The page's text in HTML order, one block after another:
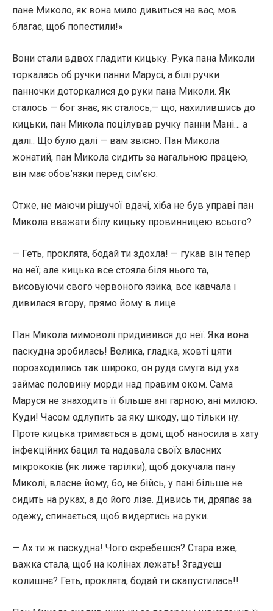
пане Миколо, як вона мило дивиться на вас, мов
благає, щоб попестили!»
Вони стали вдвох гладити кицьку. Рука пана Миколи
торкалась об ручки панни Марусі, а білі ручки
панночки доторкалися до руки пана Миколи. Як
сталось — бог знає, як сталось,— що, нахилившись до
кицьки, пан Микола поцілував ручку панни Мані… а
далі.. Що було далі — вам звісно. Пан Микола
жонатий, пан Микола сидить за нагальною працею,
він має обов’язки перед сім’єю.
Отже, не маючи рішучої вдачі, хіба не був управі пан
Микола вважати білу кицьку провинницею всього?
— Геть, проклята, бодай ти здохла! — гукав він тепер
на неї; але кицька все стояла біля нього та,
висовуючи свого червоного язика, все кавчала і
дивилася вгору, прямо йому в лице.
Пан Микола мимоволі придивився до неї. Яка вона
паскудна зробилась! Велика, гладка, жовті цяти
порозходились так широко, он руда смуга від уха
займає половину морди над правим оком. Сама
Маруся не знаходить її більше ані гарною, ані милою.
Куди! Часом одлупить за яку шкоду, що тільки ну.
Проте кицька тримається в домі, щоб наносила в хату
інфекційних бацил та надавала своїх власних
мікрококів (як лиже тарілки), щоб докучала пану
Миколі, власне йому, бо, не бійсь, у пані більше не
сидить на руках, а до його лізе. Дивись ти, дряпає за
одежу, спинається, щоб видертись на руки.
— Ах ти ж паскудна! Чого скребешся? Стара вже,
важка стала, щоб на колінах лежать! Згадуєш
колишнє? Геть, проклята, бодай ти скапустилась!!